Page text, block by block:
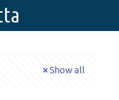
Show all